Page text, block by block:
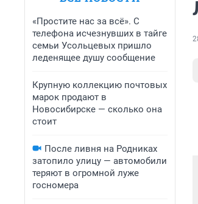
«Простите нас за всё». С
телефона исчезнувших в тайге
семьи Усольцевых пришло
леденящее душу сообщение
Крупную коллекцию почтовых
марок продают в
Новосибирске — сколько она
стоит
После ливня на Родниках
затопило улицу — автомобили
теряют в огромной луже
госномера